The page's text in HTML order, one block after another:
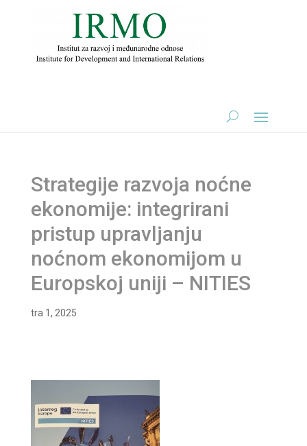
Strategije razvoja noćne
ekonomije: integrirani
pristup upravljanju
noćnom ekonomijom u
Europskoj uniji – NITIES
tra 1, 2025